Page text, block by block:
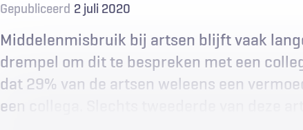
Gepubliceerd 2 juli 2020
Middelenmisbruik bij artsen blijft vaak
drempel om dit te bespreken met een
dat 29% van de artsen weleens een
een collega. Slechts tweederde van deze